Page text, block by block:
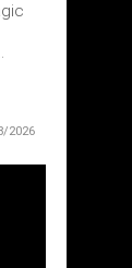
2026